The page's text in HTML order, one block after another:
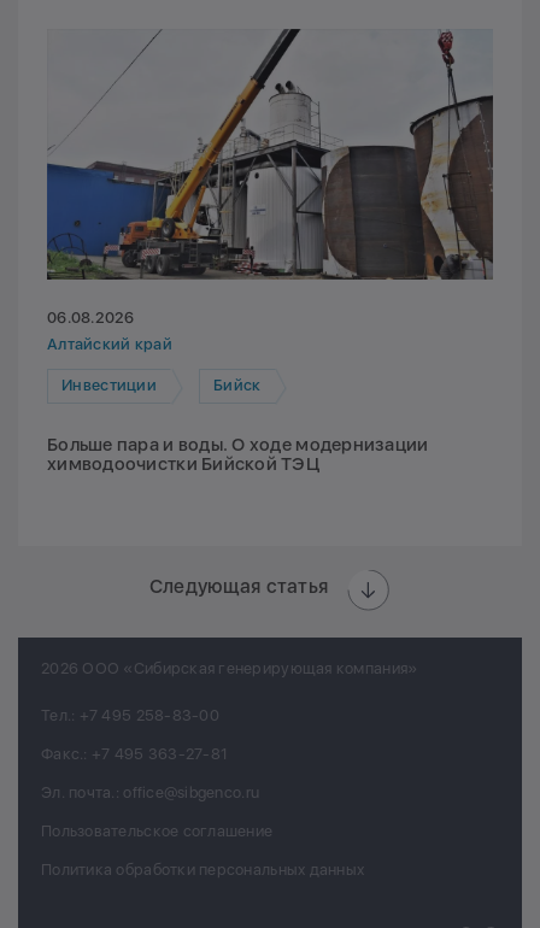
06.08.2026
Алтайский край
Инвестиции Бийск
Больше пара и воды. О ходе модернизации
химводоочистки Бийской ТЭЦ
Следующая статья
2026 ООО «Сибирская генерирующая компания»
Тел.: +7 495 258-83-00
Факс.: +7 495 363-27-81
Эл. почта.: office@sibgenco.ru
Пользовательское соглашение
Политика обработки персональных данных